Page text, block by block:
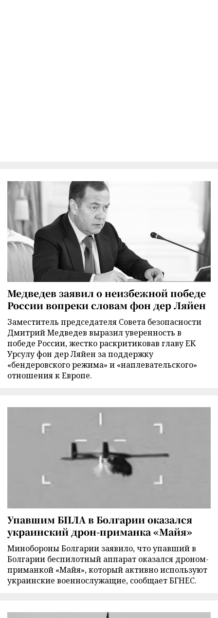
Медведев заявил о неизбежной победе
России вопреки словам фон дер Ляйен
Заместитель председателя Совета безопасности
Дмитрий Медведев выразил уверенность в
победе России, жестко раскритиковав главу ЕК
Урсулу фон дер Ляйен за поддержку
«бендеровского режима» и «наплевательского»
отношения к Европе.
Упавшим БПЛА в Болгарии оказался
украинский дрон-приманка «Майя»
Минобороны Болгарии заявило, что упавший в
Болгарии беспилотный аппарат оказался дроном-
приманкой «Майя», который активно используют
украинские военнослужащие, сообщает БГНЕС.